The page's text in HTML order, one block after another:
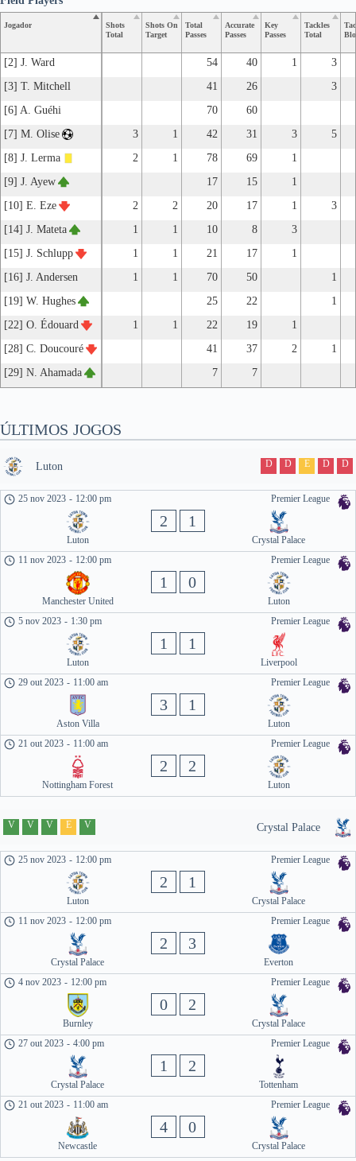
Jogador
Shots
Total
Shots On
Target
Total
Passes
Accurate
Passes
Key
Passes
Tackles
Total
[2] J. Ward 54 40 1
3
[3] T. Mitchell
41 26
3
[6] A. Guéhi
70
60
[7] M. Olise
3 1 42 31 3
5
[8] J. Lerma
2 1 78 69
1
[9] J. Ayew
17 15
1
[10] E. Eze
2 2 20 17 1
3
[14] J. Mateta
1 1 10 8
3
[15] J. Schlupp
1 1 21 17
1
[16] J. Andersen
1 1 70 50
1
[19] W. Hughes
25 22
1
[22] O. Édouard
1 1 22 19
1
[28] C. Doucouré
41 37 2
1
[29] N. Ahamada
7 7
ÚLTIMOS JOGOS
Luton D D E D D
Premier League
25 nov 2023 - 12:00 pm
Luton
2 1
Crystal Palace
Premier League
11 nov 2023 - 12:00 pm
Manchester United
1 0
Luton
Premier League
5 nov 2023 - 1:30 pm
Luton
1 1
Liverpool
Premier League
29 out 2023 - 11:00 am
Aston Villa
3 1
Luton
Premier League
21 out 2023 - 11:00 am
Nottingham Forest
2 2
Luton
Crystal Palace
V V V E V
Premier League
25 nov 2023 - 12:00 pm
Luton
2 1
Crystal Palace
Premier League
11 nov 2023 - 12:00 pm
Crystal Palace
2 3
Everton
Premier League
4 nov 2023 - 12:00 pm
Burnley
0 2
Crystal Palace
Premier League
27 out 2023 - 4:00 pm
Crystal Palace
1 2
Tottenham
Premier League
21 out 2023 - 11:00 am
Newcastle
4 0
Crystal Palace